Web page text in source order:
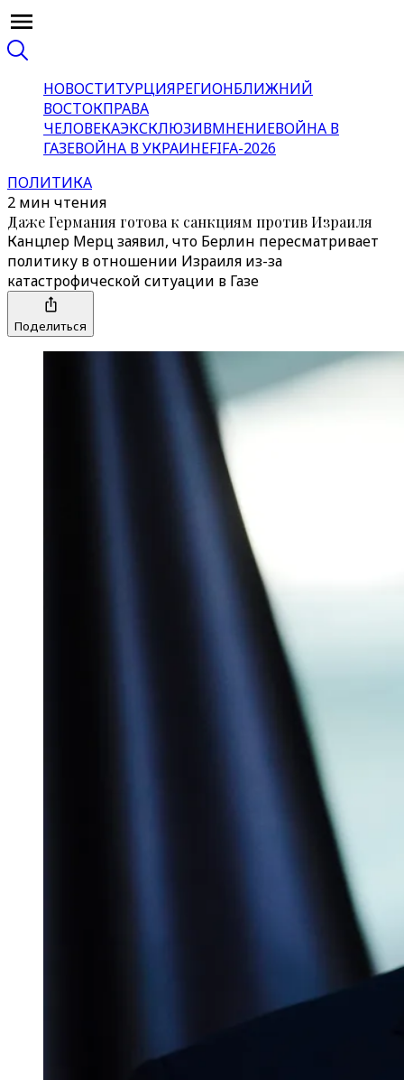
НОВОСТИТУРЦИЯРЕГИОНБЛИЖНИЙ
ВОСТОКПРАВА
ЧЕЛОВЕКАЭКСКЛЮЗИВМНЕНИЕВОЙНА В
ГАЗЕВОЙНА В УКРАИНЕFIFA-2026
ПОЛИТИКА
2 мин чтения
Даже Германия готова к санкциям против Израиля
Канцлер Мерц заявил, что Берлин пересматривает
политику в отношении Израиля из-за
катастрофической ситуации в Газе
Поделиться